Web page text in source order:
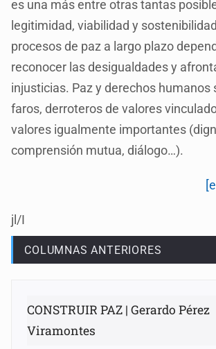
es una más entre otras tantas
legitimidad, viabilidad y
procesos de paz a largo plazo
reconocer las desigualdades y
injusticias. Paz y derechos humanos
faros, derroteros de valores
valores igualmente importantes
comprensión mutua, diálogo…).
jl/I
COLUMNAS ANTERIORES
CONSTRUIR PAZ | Gerardo Pérez
Viramontes